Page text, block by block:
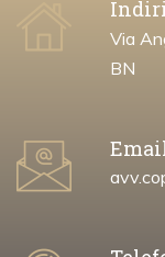
Via
BN